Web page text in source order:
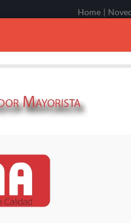
Home |
FEMA 10.125